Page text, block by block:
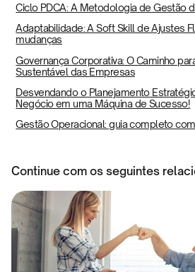
Ciclo PDCA: A Metodologia de Gestão
Adaptabilidade: A Soft Skill de Ajustes
mudanças
Governança Corporativa: O Caminho
Sustentável das Empresas
Desvendando o Planejamento
Negócio em uma Máquina de Sucesso!
Gestão Operacional: guia completo
Continue com os seguintes